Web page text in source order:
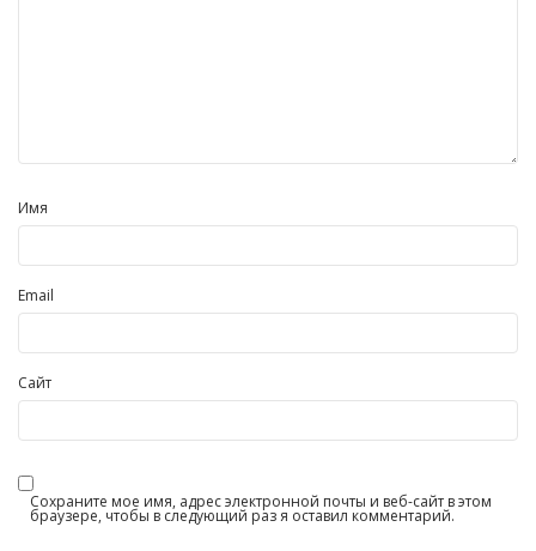
Имя
Email
Сайт
Сохраните мое имя, адрес электронной почты и веб-сайт в этом
браузере, чтобы в следующий раз я оставил комментарий.